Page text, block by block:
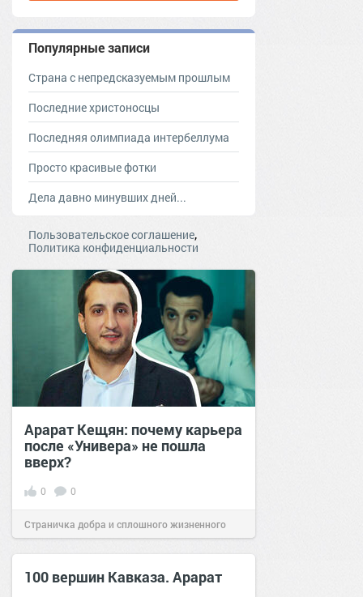
Популярные записи
Страна с непредсказуемым прошлым
Последние христоносцы
Последняя олимпиада интербеллума
Просто красивые фотки
Дела давно минувших дней...
Пользовательское соглашение,
Политика конфиденциальности
Арарат Кещян: почему карьера
после «Универа» не пошла
вверх?
0 0
Страничка добра и сплошного жизненного
позитива! 01:1006 дек 2022
100 вершин Кавказа. Арарат